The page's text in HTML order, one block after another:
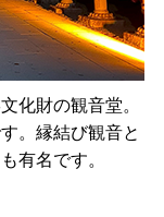
化財の観音堂。
。縁結び観音と
有名です。